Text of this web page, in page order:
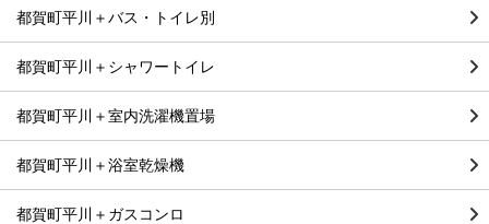
都賀町平川＋バス・トイレ別
都賀町平川＋シャワートイレ
都賀町平川＋室内洗濯機置場
都賀町平川＋浴室乾燥機
都賀町平川＋ガスコンロ